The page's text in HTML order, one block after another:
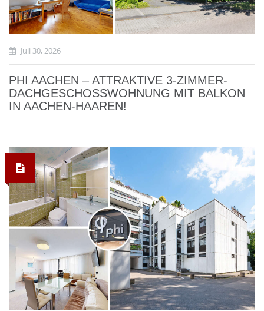
Juli 30, 2026
PHI AACHEN – ATTRAKTIVE 3-ZIMMER-
DACHGESCHOSSWOHNUNG MIT BALKON
IN AACHEN-HAAREN!